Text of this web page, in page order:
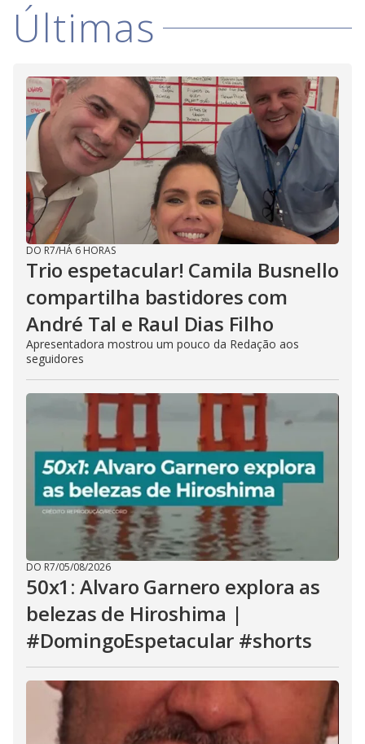
Últimas
DO R7/HÁ 6 HORAS
Trio espetacular! Camila Busnello
compartilha bastidores com
André Tal e Raul Dias Filho
Apresentadora mostrou um pouco da Redação aos
seguidores
DO R7/05/08/2026
50x1: Alvaro Garnero explora as
belezas de Hiroshima |
#DomingoEspetacular #shorts